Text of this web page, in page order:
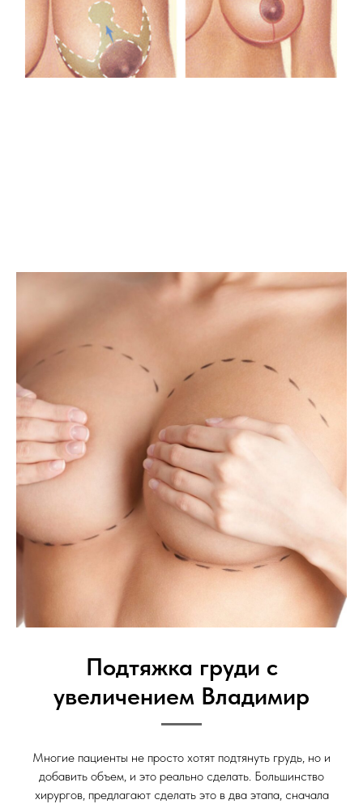
Подтяжка груди с
увеличением Владимир
Многие пациенты не просто хотят подтянуть грудь, но и
добавить объем, и это реально сделать. Большинство
хирургов, предлагают сделать это в два этапа, сначала